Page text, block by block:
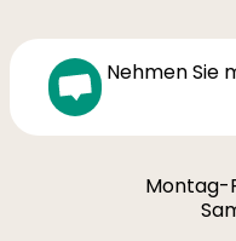
Nehmen Sie
Montag-